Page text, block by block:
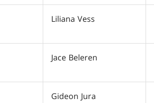
Liliana Vess
Jace Beleren
Gideon Jura